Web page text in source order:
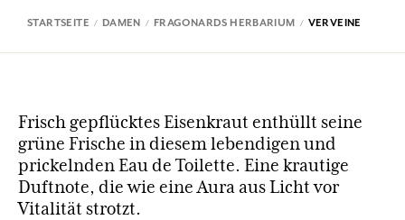
STARTSEITE DAMEN FRAGONARDS HERBARIUM VERVEINE
Frisch gepflücktes Eisenkraut enthüllt seine
grüne Frische in diesem lebendigen und
prickelnden Eau de Toilette. Eine krautige
Duftnote, die wie eine Aura aus Licht vor
Vitalität strotzt.